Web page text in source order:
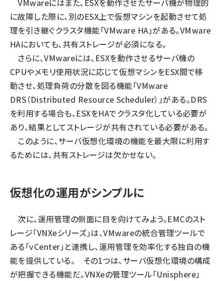
に故障した際に、別のESX上で仮想マシンを起動させて処
理を引き継ぐクラスタ機能「VMware HA」がある。VMware
HAにおいても、共有ストレージが必須になる。
さらに、VMwareには、ESXを動作させるサーバ機の
CPUやメモリ使用状況に応じて仮想マシンをESX間で移
動させ、処理負荷の分散を図る機能「VMware
DRS（Distributed Resource Scheduler）」がある。DRS
を利用する場合も、ESXをHAでクラスタ化している必要が
あり、結果としてストレージが共有されている必要がある。
このように、サーバ仮想化環境の機能を最大限に利用す
るためには、共有ストレージは欠かせない。
仮想化の運用がシンプルに
次に、運用管理の側面に目を向けてみよう。EMCのスト
レージ「VNXeシリーズ」は、VMwareの統合管理ツールで
ある「vCenter」と連携し、運用管理を効率化する独自の機
能を提供している。 その1つは、サーバ仮想化環境の構成
が把握できる機能だ。VNXeの管理ツール「Unisphere」